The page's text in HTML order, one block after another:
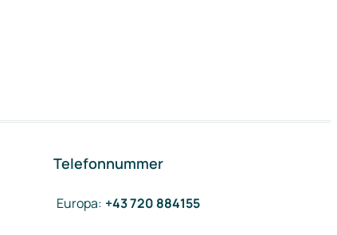
Telefonnummer
Europa: +43 720 884155